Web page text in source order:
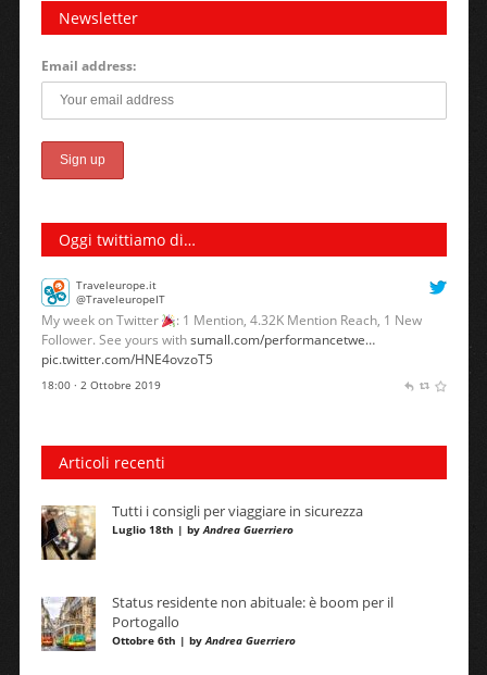
Newsletter
Email address:
Oggi twittiamo di…
Traveleurope.it
@TraveleuropeIT
My week on Twitter
: 1 Mention, 4.32K Mention Reach, 1 New
Follower. See yours withsumall.com/performancetwe…
pic.twitter.com/HNE4ovzoT5
18:00 · 2 Ottobre 2019
Articoli recenti
Tutti i consigli per viaggiare in sicurezza
Luglio 18th | byAndrea Guerriero
Status residente non abituale: è boom per il
Portogallo
Ottobre 6th | byAndrea Guerriero